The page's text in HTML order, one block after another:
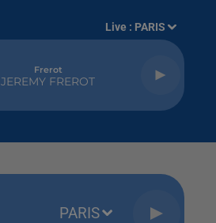
Live : PARIS
Frerot
JEREMY FREROT
PARIS